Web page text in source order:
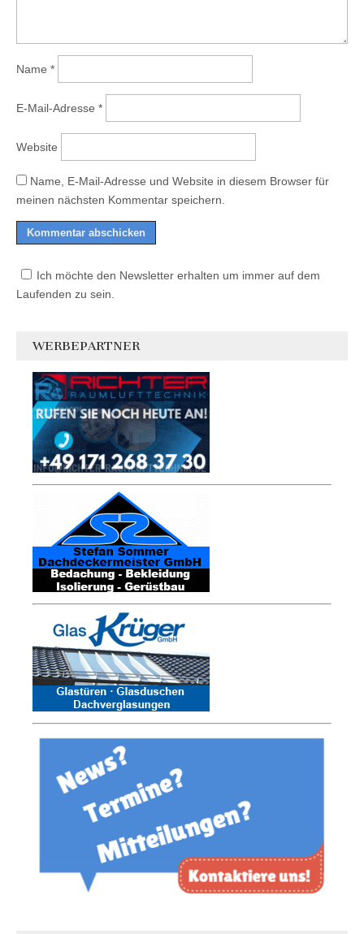
Name *
E-Mail-Adresse *
Website
Name, E-Mail-Adresse und Website in diesem Browser für
meinen nächsten Kommentar speichern.
Ich möchte den Newsletter erhalten um immer auf dem
Laufenden zu sein.
WERBEPARTNER